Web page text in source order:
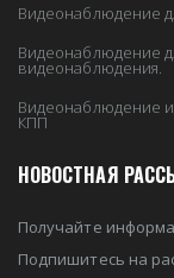
Видеонаблюдение
Видеонаблюдение
видеонаблюдения.
Видеонаблюдение и
КПП
НОВОСТНАЯ
Получайте
Подпишитесь на